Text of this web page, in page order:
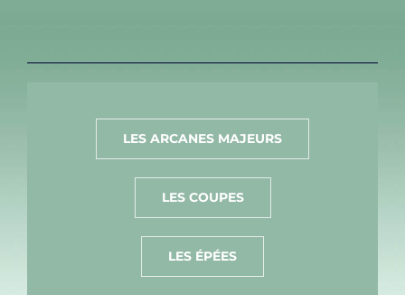
10 DIX DE DISQUES – LA RICHESSE
LES ARCANES MAJEURS
LES COUPES
LES ÉPÉES